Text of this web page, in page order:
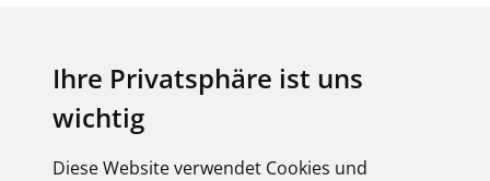
Ihre Privatsphäre ist uns
wichtig
Diese Website verwendet Cookies und